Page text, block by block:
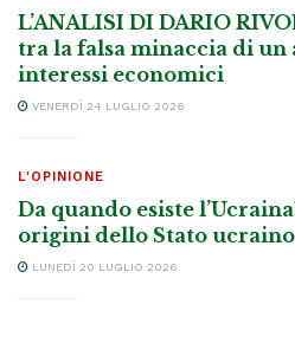
L’ANALISI DI DARIO
tra la falsa minaccia di un
interessi economici
VENERDÌ 24 LUGLIO 2026
L'OPINIONE
Da quando esiste
origini dello Stato ucraino
LUNEDÌ 20 LUGLIO 2026